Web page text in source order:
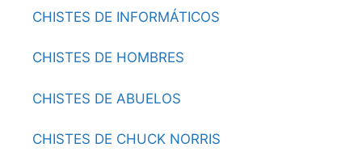
CHISTES DE INFORMÁTICOS
CHISTES DE HOMBRES
CHISTES DE ABUELOS
CHISTES DE CHUCK NORRIS